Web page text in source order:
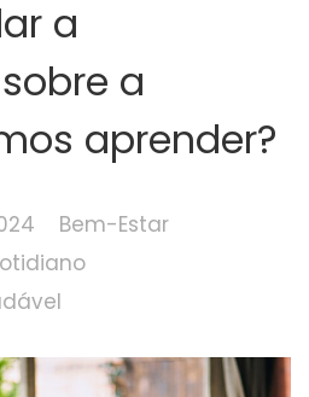
a
a
aprender?
Bem-Estar